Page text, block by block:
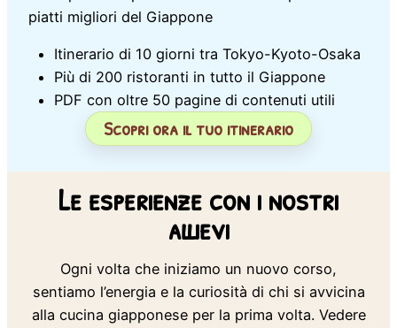
piatti migliori del Giappone
Itinerario di 10 giorni tra Tokyo-Kyoto-Osaka
Più di 200 ristoranti in tutto il Giappone
PDF con oltre 50 pagine di contenuti utili
Scopri ora il tuo itinerario
Le esperienze con i nostri
allievi
Ogni volta che iniziamo un nuovo corso,
sentiamo l’energia e la curiosità di chi si avvicina
alla cucina giapponese per la prima volta. Vedere